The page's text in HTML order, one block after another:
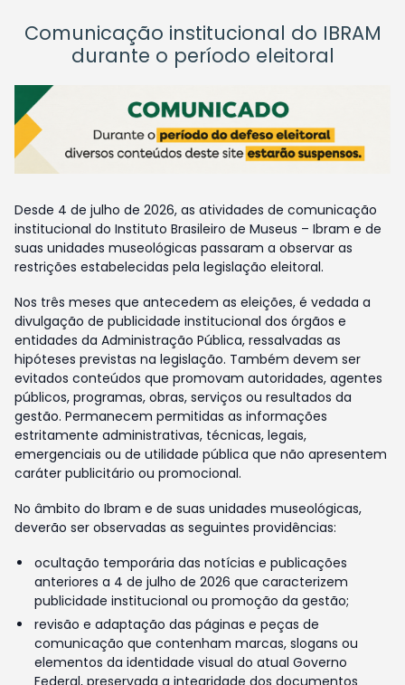
Comunicação institucional do IBRAM
durante o período eleitoral
Desde 4 de julho de 2026, as atividades de comunicação
institucional do Instituto Brasileiro de Museus – Ibram e de
suas unidades museológicas passaram a observar as
restrições estabelecidas pela legislação eleitoral.
Nos três meses que antecedem as eleições, é vedada a
divulgação de publicidade institucional dos órgãos e
entidades da Administração Pública, ressalvadas as
hipóteses previstas na legislação. Também devem ser
evitados conteúdos que promovam autoridades, agentes
públicos, programas, obras, serviços ou resultados da
gestão. Permanecem permitidas as informações
estritamente administrativas, técnicas, legais,
emergenciais ou de utilidade pública que não apresentem
caráter publicitário ou promocional.
No âmbito do Ibram e de suas unidades museológicas,
deverão ser observadas as seguintes providências:
ocultação temporária das notícias e publicações
anteriores a 4 de julho de 2026 que caracterizem
publicidade institucional ou promoção da gestão;
revisão e adaptação das páginas e peças de
comunicação que contenham marcas, slogans ou
elementos da identidade visual do atual Governo